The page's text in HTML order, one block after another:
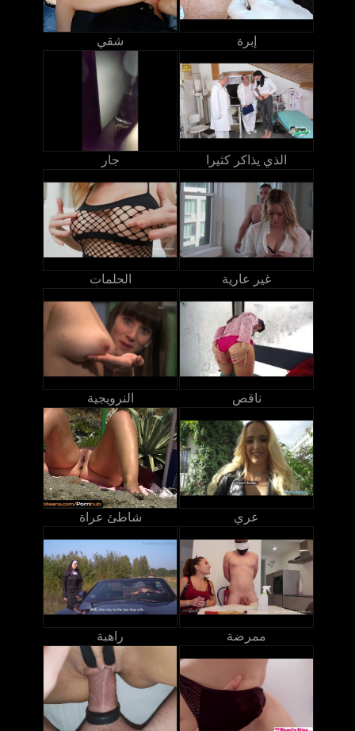
شقي إبرة
جار الذي يذاكر كثيرا
الحلمات غير عارية
النرويجية ناقص
شاطئ عراة عري
راهبة ممرضة